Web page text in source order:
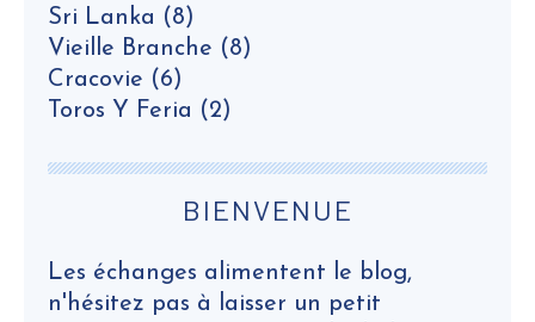
Sri Lanka (8)
Vieille Branche (8)
Cracovie (6)
Toros Y Feria (2)
BIENVENUE
Les échanges alimentent le blog,
n'hésitez pas à laisser un petit